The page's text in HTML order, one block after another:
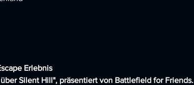
Erlebnis
Silent Hill", präsentiert von Battlefield for Friends.